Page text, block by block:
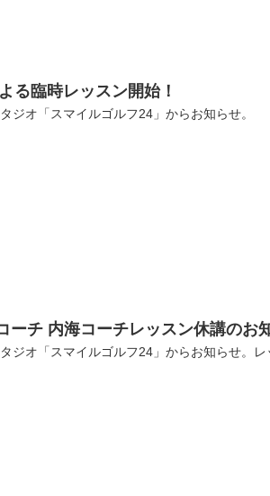
臨時レッスン開始！
ジオ「スマイルゴルフ24」からお知らせ。
ーチ 内海コーチレッスン休講のお
ジオ「スマイルゴルフ24」からお知らせ。